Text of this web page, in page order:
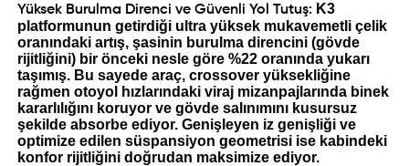
Yüksek Burulma Direnci ve Güvenli Yol Tutuş: K3
platformunun getirdiği ultra yüksek mukavemetli çelik
oranındaki artış, şasinin burulma direncini (gövde
rijitliğini) bir önceki nesle göre %22 oranında yukarı
taşımış. Bu sayede araç, crossover yüksekliğine
rağmen otoyol hızlarındaki viraj mizanpajlarında binek
kararlılığını koruyor ve gövde salınımını kusursuz
şekilde absorbe ediyor. Genişleyen iz genişliği ve
optimize edilen süspansiyon geometrisi ise kabindeki
konfor rijitliğini doğrudan maksimize ediyor.